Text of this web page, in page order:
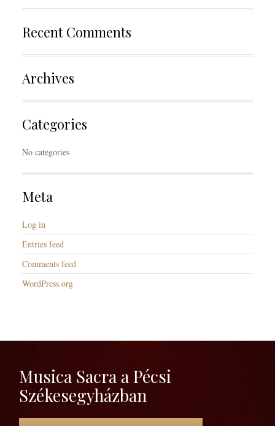
Recent Comments
Archives
Categories
No categories
Meta
Log in
Entries feed
Comments feed
WordPress.org
Musica Sacra a Pécsi
Székesegyházban